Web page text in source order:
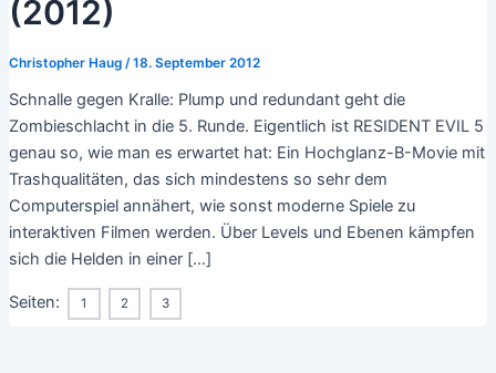
(2012)
Christopher Haug /18. September 2012
Schnalle gegen Kralle: Plump und redundant geht die
Zombieschlacht in die 5. Runde. Eigentlich ist RESIDENT EVIL 5
genau so, wie man es erwartet hat: Ein Hochglanz-B-Movie mit
Trashqualitäten, das sich mindestens so sehr dem
Computerspiel annähert, wie sonst moderne Spiele zu
interaktiven Filmen werden. Über Levels und Ebenen kämpfen
sich die Helden in einer […]
Seiten: 1 2 3